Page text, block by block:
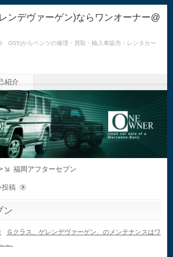
ンデヴァーゲン)ならワンオーナー@
G55)からベンツの修理・買取・輸入車販売・レンタカー
紹介
福岡アフターセブン
投稿
ン
Ｇクラス、ゲレンデヴァーゲン、のメンテナンスはワ
。